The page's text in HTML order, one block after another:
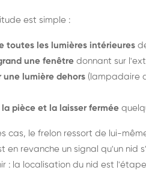
est simple :
toutes les lumières intérieures
une fenêtre donnant sur
une lumière dehors (lampadaire
pièce et la laisser fermée
cas, le frelon ressort de lui-
en revanche un signal qu'un
: la localisation du nid est